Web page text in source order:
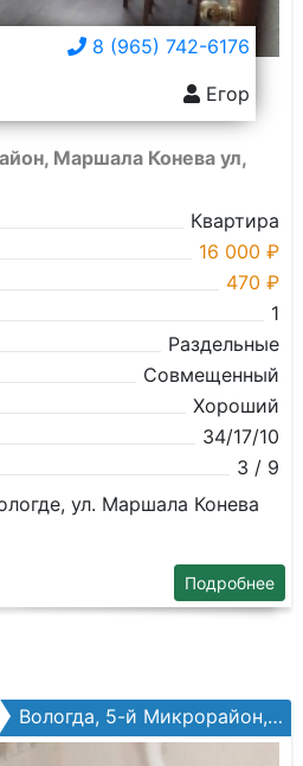
8 (965) 742-6176
Егор
Маршала Конева ул,
Квартира
16 000 ₽
470 ₽
1
Раздельные
Совмещенный
Хороший
34/17/10
3 / 9
ул. Маршала Конева
Подробнее
Вологда, 5-й Микрорайон, Архангельская ул, №10